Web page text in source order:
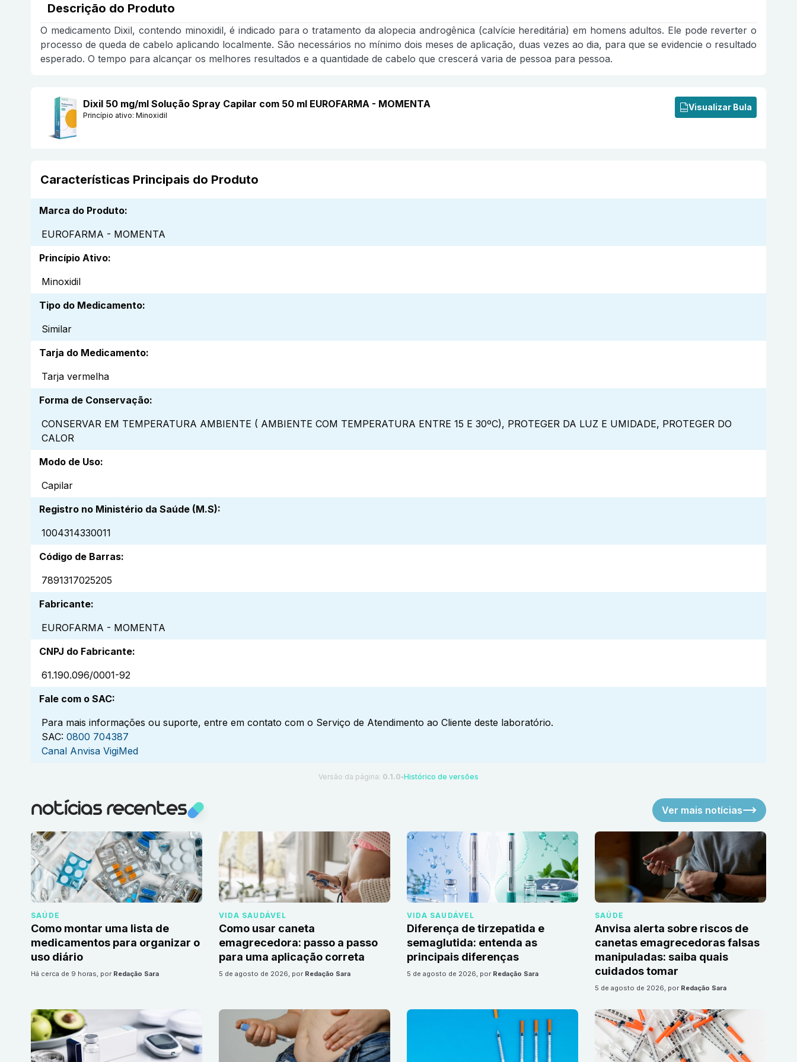
Descrição do Produto
O medicamento Dixil, contendo minoxidil, é indicado para o tratamento da alopecia androgênica (calvície hereditária) em homens adultos. Ele pode reverter o
processo de queda de cabelo aplicando localmente. São necessários no mínimo dois meses de aplicação, duas vezes ao dia, para que se evidencie o resultado
esperado. O tempo para alcançar os melhores resultados e a quantidade de cabelo que crescerá varia de pessoa para pessoa.
Dixil 50 mg/ml Solução Spray Capilar com 50 ml EUROFARMA - MOMENTA
Princípio ativo: Minoxidil
Visualizar Bula
Características Principais do Produto
Marca do Produto:
EUROFARMA - MOMENTA
Princípio Ativo:
Minoxidil
Tipo do Medicamento:
Similar
Tarja do Medicamento:
Tarja vermelha
Forma de Conservação:
CONSERVAR EM TEMPERATURA AMBIENTE ( AMBIENTE COM TEMPERATURA ENTRE 15 E 30ºC), PROTEGER DA LUZ E UMIDADE, PROTEGER DO
CALOR
Modo de Uso:
Capilar
Registro no Ministério da Saúde (M.S):
1004314330011
Código de Barras:
7891317025205
Fabricante:
EUROFARMA - MOMENTA
CNPJ do Fabricante:
61.190.096/0001-92
Fale com o SAC:
Para mais informações ou suporte, entre em contato com o Serviço de Atendimento ao Cliente deste laboratório.
SAC: 0800 704387
Canal Anvisa VigiMed
Versão da página: 0.1.0 ●Histórico de versões
notícias recentes Ver mais notícias
SAÚDE
Como montar uma lista de
medicamentos para organizar o
uso diário
há cerca de 9 horas, por Redação Sara
VIDA SAUDÁVEL
Como usar caneta
emagrecedora: passo a passo
para uma aplicação correta
5 de agosto de 2026, por Redação Sara
VIDA SAUDÁVEL
Diferença de tirzepatida e
semaglutida: entenda as
principais diferenças
5 de agosto de 2026, por Redação Sara
SAÚDE
Anvisa alerta sobre riscos de
canetas emagrecedoras falsas
manipuladas: saiba quais
cuidados tomar
5 de agosto de 2026, por Redação Sara